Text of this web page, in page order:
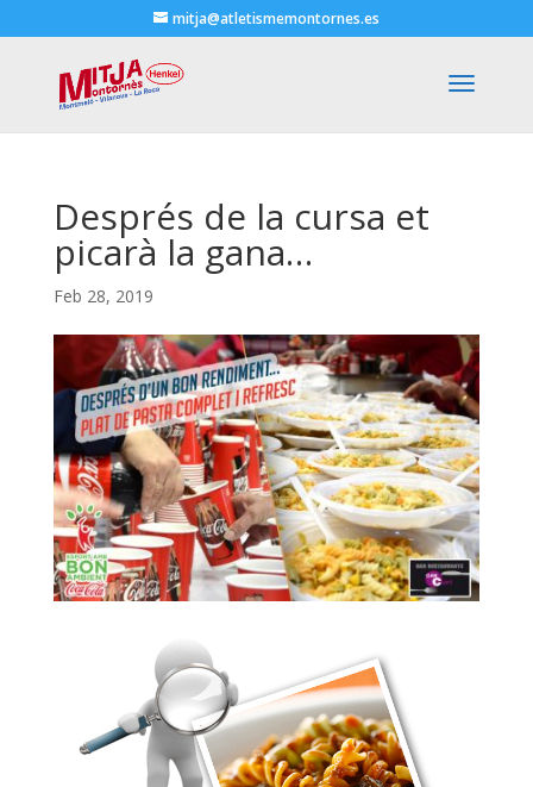
mitja@atletismemontornes.es
Després de la cursa et
picarà la gana…
Feb 28, 2019